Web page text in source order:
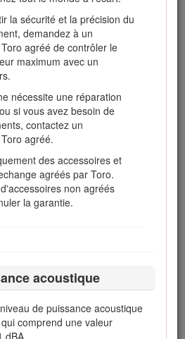
la sécurité et la précision du
demandez à un
agréé de contrôler le
maximum avec un
nécessite une réparation
si vous avez besoin de
contactez un
agréé.
des accessoires et
agréés par Toro.
non agréés
la garantie.
acoustique
de puissance acoustique
comprend une valeur
dBA.
répandu.
jour le fonctionnement des
En cas de défaillance
remplacez-le avant d'utiliser la
le siège avant de mettre le
machine exige une grande
de perdre le contrôle :
pas des fosses de
dénivellations ou autres
de terrain.
ou pour la traverser.
les freins de service
descendez une pente pour
de déplacement en